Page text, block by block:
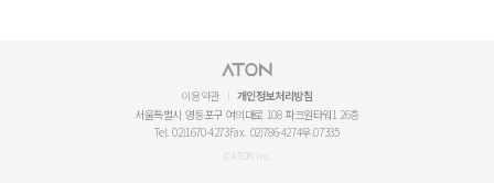
이용약관
개인정보처리방침
서울특별시 영등포구 여의대로 108 파크원타워1 26층
Tel. 02)1670-4273Fax. 02)786-4274우.07335
© ATON Inc.